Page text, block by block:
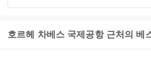
호르헤 차베스 국제공항 근처의 베